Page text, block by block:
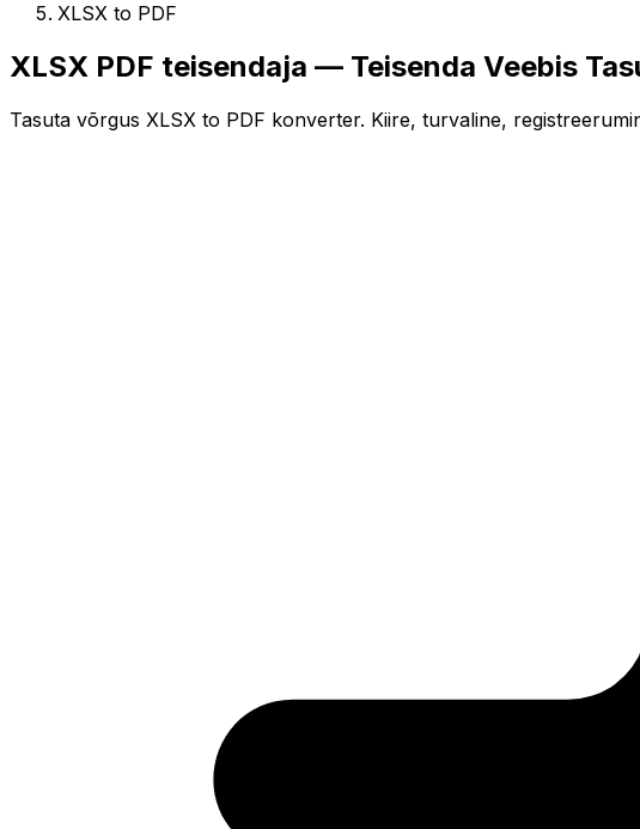
XLSX to PDF
XLSX PDF teisendaja — Teisenda Veebis
Tasuta võrgus XLSX to PDF konverter. Kiire, turvaline,